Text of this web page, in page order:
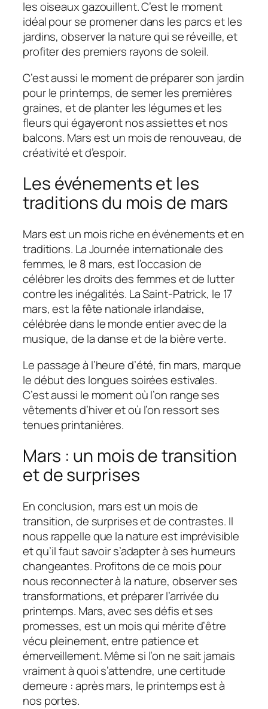
les oiseaux gazouillent. C’est le moment
idéal pour se promener dans les parcs et les
jardins, observer la nature qui se réveille, et
profiter des premiers rayons de soleil.
C’est aussi le moment de préparer son jardin
pour le printemps, de semer les premières
graines, et de planter les légumes et les
fleurs qui égayeront nos assiettes et nos
balcons. Mars est un mois de renouveau, de
créativité et d’espoir.
Les événements et les
traditions du mois de mars
Mars est un mois riche en événements et en
traditions. La Journée internationale des
femmes, le 8 mars, est l’occasion de
célébrer les droits des femmes et de lutter
contre les inégalités. La Saint-Patrick, le 17
mars, est la fête nationale irlandaise,
célébrée dans le monde entier avec de la
musique, de la danse et de la bière verte.
Le passage à l’heure d’été, fin mars, marque
le début des longues soirées estivales.
C’est aussi le moment où l’on range ses
vêtements d’hiver et où l’on ressort ses
tenues printanières.
Mars : un mois de transition
et de surprises
En conclusion, mars est un mois de
transition, de surprises et de contrastes. Il
nous rappelle que la nature est imprévisible
et qu’il faut savoir s’adapter à ses humeurs
changeantes. Profitons de ce mois pour
nous reconnecter à la nature, observer ses
transformations, et préparer l’arrivée du
printemps. Mars, avec ses défis et ses
promesses, est un mois qui mérite d’être
vécu pleinement, entre patience et
émerveillement. Même si l’on ne sait jamais
vraiment à quoi s’attendre, une certitude
demeure : après mars, le printemps est à
nos portes.